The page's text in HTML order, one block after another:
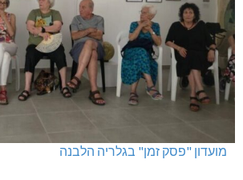
מועדון "פסק זמן" בגלריה הלבנה